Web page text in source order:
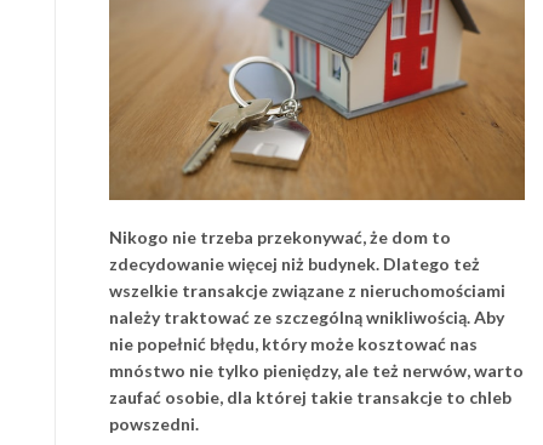
Nikogo nie trzeba przekonywać, że dom to
zdecydowanie więcej niż budynek. Dlatego też
wszelkie transakcje związane z nieruchomościami
należy traktować ze szczególną wnikliwością. Aby
nie popełnić błędu, który może kosztować nas
mnóstwo nie tylko pieniędzy, ale też nerwów, warto
zaufać osobie, dla której takie transakcje to chleb
powszedni.